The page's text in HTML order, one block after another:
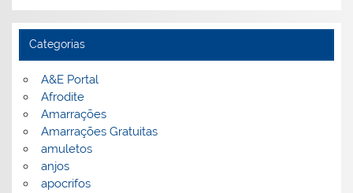
Categorias
A&E Portal
Afrodite
Amarrações
Amarrações Gratuitas
amuletos
anjos
apocrifos